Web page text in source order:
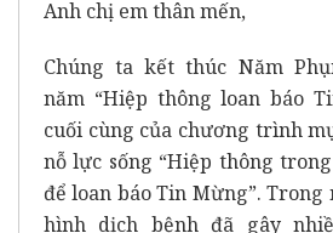
Anh chị em thân mến,
Chúng ta kết thúc Năm
năm “Hiệp thông loan báo
cuối cùng của chương trình
nỗ lực sống “Hiệp thông
để loan báo Tin Mừng”.
hình dịch bệnh đã gây